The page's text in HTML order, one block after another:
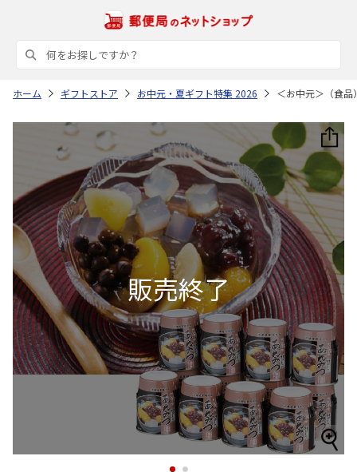
ホーム ギフトストア お中元・夏ギフト特集 2026 ＜お中元＞（食